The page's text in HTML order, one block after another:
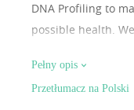
DNA Profiling to
possible health.
with all the new
personally all
Pełny opis
Przetłumacz na Polski